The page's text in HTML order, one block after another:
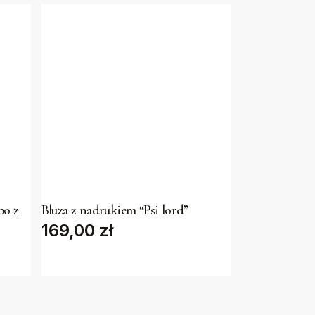
z
has
multiple
Bluza z nadrukiem “Psi lord”
169,00 zł